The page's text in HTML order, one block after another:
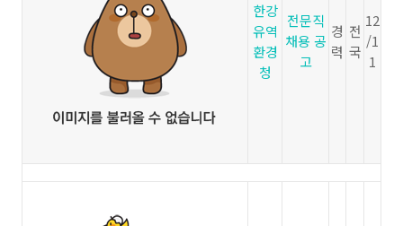
한강
유역
환경
청
전문직
채용 공
고
경
력
전
국
12
/1
1